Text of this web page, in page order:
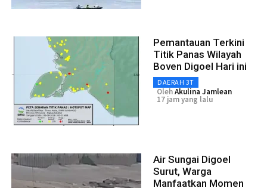
Pemantauan Terkini
Titik Panas Wilayah
Boven Digoel Hari ini
DAERAH 3T
OlehAkulina Jamlean
17 jam yang lalu
Air Sungai Digoel
Surut, Warga
Manfaatkan Momen